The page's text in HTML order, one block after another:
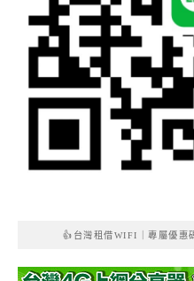
👍台灣租借WIFI｜專屬優惠